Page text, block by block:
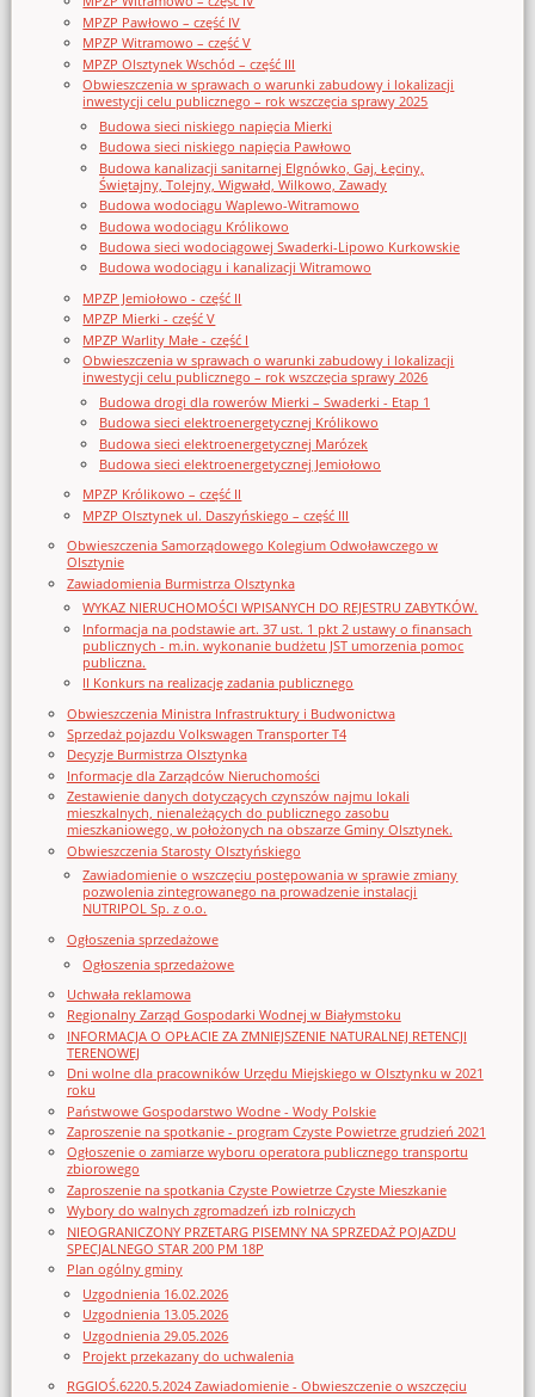
MPZP Pawłowo – część IV
MPZP Witramowo – część V
MPZP Olsztynek Wschód – część III
Obwieszczenia w sprawach o warunki zabudowy i lokalizacji
inwestycji celu publicznego – rok wszczęcia sprawy 2025
Budowa sieci niskiego napięcia Mierki
Budowa sieci niskiego napięcia Pawłowo
Budowa kanalizacji sanitarnej Elgnówko, Gaj, Łęciny,
Świętajny, Tolejny, Wigwałd, Wilkowo, Zawady
Budowa wodociągu Waplewo-Witramowo
Budowa wodociągu Królikowo
Budowa sieci wodociągowej Swaderki-Lipowo Kurkowskie
Budowa wodociągu i kanalizacji Witramowo
MPZP Jemiołowo - część II
MPZP Mierki - część V
MPZP Warlity Małe - część I
Obwieszczenia w sprawach o warunki zabudowy i lokalizacji
inwestycji celu publicznego – rok wszczęcia sprawy 2026
Budowa drogi dla rowerów Mierki – Swaderki - Etap 1
Budowa sieci elektroenergetycznej Królikowo
Budowa sieci elektroenergetycznej Marózek
Budowa sieci elektroenergetycznej Jemiołowo
MPZP Królikowo – część II
MPZP Olsztynek ul. Daszyńskiego – część III
Obwieszczenia Samorządowego Kolegium Odwoławczego w
Olsztynie
Zawiadomienia Burmistrza Olsztynka
WYKAZ NIERUCHOMOŚCI WPISANYCH DO REJESTRU ZABYTKÓW.
Informacja na podstawie art. 37 ust. 1 pkt 2 ustawy o finansach
publicznych - m.in. wykonanie budżetu JST umorzenia pomoc
publiczna.
II Konkurs na realizację zadania publicznego
Obwieszczenia Ministra Infrastruktury i Budwonictwa
Sprzedaż pojazdu Volkswagen Transporter T4
Decyzje Burmistrza Olsztynka
Informacje dla Zarządców Nieruchomości
Zestawienie danych dotyczących czynszów najmu lokali
mieszkalnych, nienależących do publicznego zasobu
mieszkaniowego, w położonych na obszarze Gminy Olsztynek.
Obwieszczenia Starosty Olsztyńskiego
Zawiadomienie o wszczęciu postępowania w sprawie zmiany
pozwolenia zintegrowanego na prowadzenie instalacji
NUTRIPOL Sp. z o.o.
Ogłoszenia sprzedażowe
Ogłoszenia sprzedażowe
Uchwała reklamowa
Regionalny Zarząd Gospodarki Wodnej w Białymstoku
INFORMACJA O OPŁACIE ZA ZMNIEJSZENIE NATURALNEJ RETENCJI
TERENOWEJ
Dni wolne dla pracowników Urzędu Miejskiego w Olsztynku w 2021
roku
Państwowe Gospodarstwo Wodne - Wody Polskie
Zaproszenie na spotkanie - program Czyste Powietrze grudzień 2021
Ogłoszenie o zamiarze wyboru operatora publicznego transportu
zbiorowego
Zaproszenie na spotkania Czyste Powietrze Czyste Mieszkanie
Wybory do walnych zgromadzeń izb rolniczych
NIEOGRANICZONY PRZETARG PISEMNY NA SPRZEDAŻ POJAZDU
SPECJALNEGO STAR 200 PM 18P
Plan ogólny gminy
Uzgodnienia 16.02.2026
Uzgodnienia 13.05.2026
Uzgodnienia 29.05.2026
Projekt przekazany do uchwalenia
RGGIOŚ.6220.5.2024 Zawiadomienie - Obwieszczenie o wszczęciu